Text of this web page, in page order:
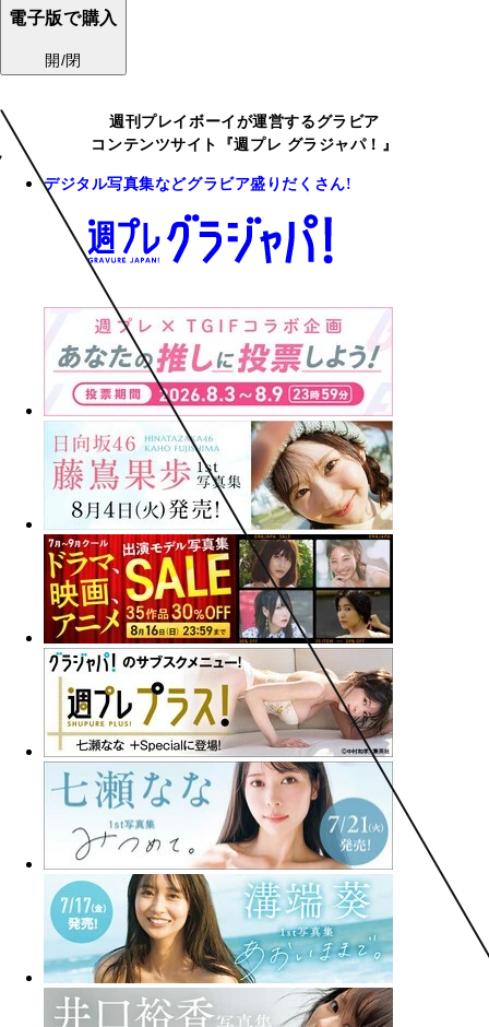
電子版で購入
開/閉
週刊プレイボーイが運営するグラビア
コンテンツサイト『週プレ グラジャパ！』
デジタル写真集などグラビア盛りだくさん!